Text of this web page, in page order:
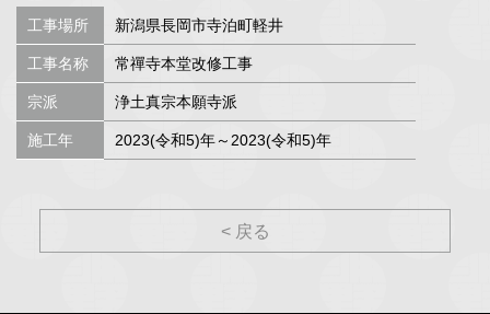
工事場所
工事名称
宗派
施工年
新潟県長岡市寺泊町軽井
常禪寺本堂改修工事
浄土真宗本願寺派
2023(令和5)年～2023(令和5)年
< 戻る